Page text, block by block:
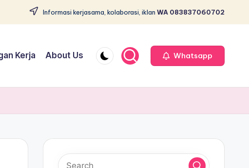
Informasi kerjasama, kolaborasi, iklan WA 083837060702
Kerja About Us Whatsapp